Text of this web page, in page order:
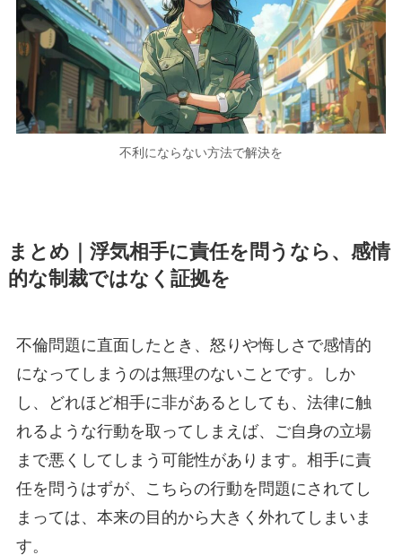
不利にならない方法で解決を
まとめ｜浮気相手に責任を問うなら、感情
的な制裁ではなく証拠を
不倫問題に直面したとき、怒りや悔しさで感情的
になってしまうのは無理のないことです。しか
し、どれほど相手に非があるとしても、法律に触
れるような行動を取ってしまえば、ご自身の立場
まで悪くしてしまう可能性があります。相手に責
任を問うはずが、こちらの行動を問題にされてし
まっては、本来の目的から大きく外れてしまいま
す。